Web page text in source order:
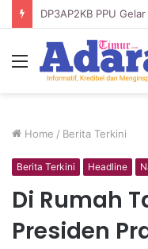
Menu
Home / Berita Terkini
Berita Terkini Headline
Di Rumah
Presiden